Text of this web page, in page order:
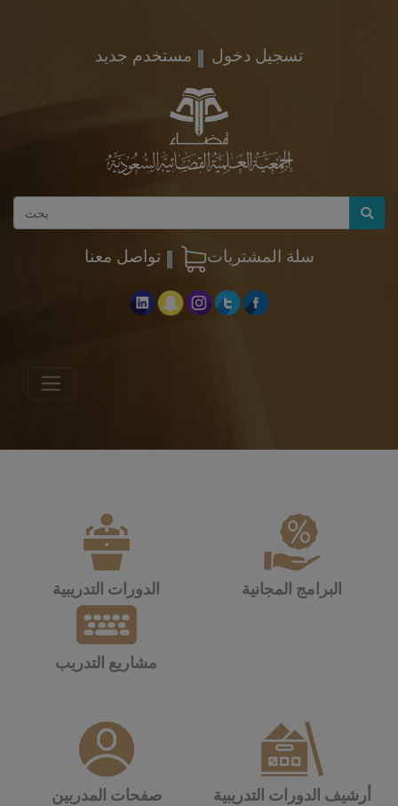
مستخدم جديد تسجيل دخول
تواصل معنا سلة المشتريات
الدورات التدريبية البرامج المجانية
مشاريع التدريب
صفحات المدربين أرشيف الدورات التدريبية